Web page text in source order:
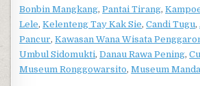
Bonbin Mangkang,Pantai Tirang,
Lele,Kelenteng Tay Kak Sie,Candi Tugu,
Pancur,Kawasan Wana Wisata
Umbul Sidomukti,Danau Rawa Pening,
Museum Ronggowarsito,Museum